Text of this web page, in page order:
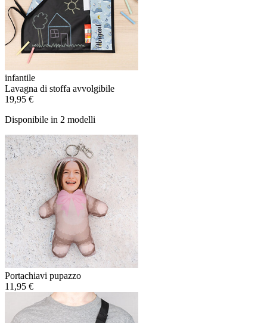
infantile
Lavagna di stoffa avvolgibile
19,95 €
Disponibile in 2 modelli
Portachiavi pupazzo
11,95 €